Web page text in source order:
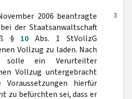
3
2006 beantragte
der Staatsanwaltschaft
§ 10Abs. 1 StVollzG
Vollzug zu laden. Nach
solle ein Verurteilter
Vollzug untergebracht
hierfür
zu befürchten sei, dass er